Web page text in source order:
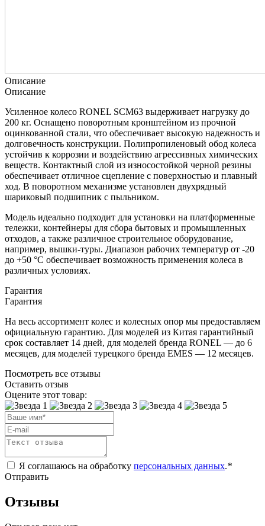
Описание
Описание
Усиленное колесо RONEL SCM63 выдерживает нагрузку до
200 кг. Оснащено поворотным кронштейном из прочной
оцинкованной стали, что обеспечивает высокую надежность и
долговечность конструкции. Полипропиленовый обод колеса
устойчив к коррозии и воздействию агрессивных химических
веществ. Контактный слой из износостойкой черной резины
обеспечивает отличное сцепление с поверхностью и плавный
ход. В поворотном механизме установлен двухрядный
шариковый подшипник с пыльником.
Модель идеально подходит для установки на платформенные
тележки, контейнеры для сбора бытовых и промышленных
отходов, а также различное строительное оборудование,
например, вышки-туры. Диапазон рабочих температур от -20
до +50 °С обеспечивает возможность применения колеса в
различных условиях.
Гарантия
Гарантия
На весь ассортимент колес и колесных опор мы предоставляем
официальную гарантию. Для моделей из Китая гарантийный
срок составляет 14 дней, для моделей бренда RONEL — до 6
месяцев, для моделей турецкого бренда EMES — 12 месяцев.
Посмотреть все отзывы
Оставить отзыв
Оцените этот товар:
Я соглашаюсь на обработку персональных данных.*
Отправить
Отзывы